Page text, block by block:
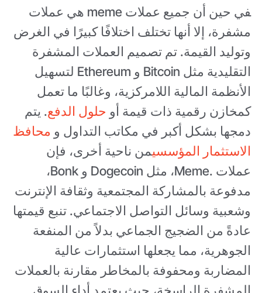
في حين أن جميع عملات meme هي عملات
مشفرة، إلا أنها تختلف اختلافًا كبيرًا في الغرض
وتوليد القيمة. تم تصميم العملات المشفرة
التقليدية مثل Bitcoin و Ethereum لتسهيل
الأنظمة المالية اللامركزية، وغالبًا ما تعمل
كمخازن رقمية ذات قيمة أو حلول الدفع. يتم
دمجها بشكل أكبر في مكاتب التداول و محافظ
الاستثمار المؤسسيمن ناحية أخرى، فإن
عملات .Meme، مثل Dogecoin و Bonk،
مدفوعة بالمشاركة المجتمعية وثقافة الإنترنت
وشعبية وسائل التواصل الاجتماعي. تنبع قيمتها
عادةً من الضجيج الجماعي بدلاً من المنفعة
الجوهرية، مما يجعلها استثمارات عالية
المضاربة ومحفوفة بالمخاطر مقارنة بالعملات